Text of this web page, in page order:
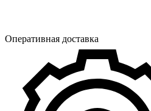
Оперативная доставка